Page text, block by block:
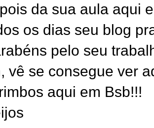
da sua aula aqui
os dias seu blog
pelo seu
vê se consegue ver
aqui em Bsb!!!